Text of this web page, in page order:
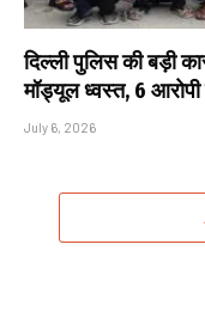
दिल्ली पुलिस की बड़ी
मॉड्यूल ध्वस्त, 6 आरोपी
July 6, 2026